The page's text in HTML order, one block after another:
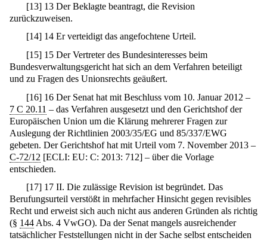
[13] 13 Der Beklagte beantragt, die Revision
zurückzuweisen.
[14] 14 Er verteidigt das angefochtene Urteil.
[15] 15 Der Vertreter des Bundesinteresses beim
Bundesverwaltungsgericht hat sich an dem Verfahren beteiligt
und zu Fragen des Unionsrechts geäußert.
[16] 16 Der Senat hat mit Beschluss vom 10. Januar 2012 –
7 C 20.11 – das Verfahren ausgesetzt und den Gerichtshof der
Europäischen Union um die Klärung mehrerer Fragen zur
Auslegung der Richtlinien 2003/35/EG und 85/337/EWG
gebeten. Der Gerichtshof hat mit Urteil vom 7. November 2013 –
C-72/12 [ECLI: EU: C: 2013: 712] – über die Vorlage
entschieden.
[17] 17 II. Die zulässige Revision ist begründet. Das
Berufungsurteil verstößt in mehrfacher Hinsicht gegen revisibles
Recht und erweist sich auch nicht aus anderen Gründen als richtig
(§ 144 Abs. 4 VwGO). Da der Senat mangels ausreichender
tatsächlicher Feststellungen nicht in der Sache selbst entscheiden